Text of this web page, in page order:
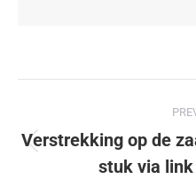
Verstrekking op de
stuk via